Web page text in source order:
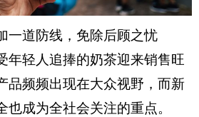
一道防线，免除后顾之忧
年轻人追捧的奶茶迎来销售旺
品频频出现在大众视野，而新
成为全社会关注的重点。